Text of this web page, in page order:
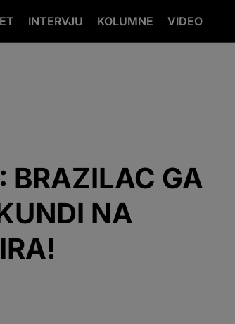
INTERVJU KOLUMNE VIDEO
BRAZILAC GA
NA